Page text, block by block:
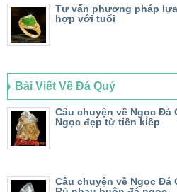
Tư vấn phương pháp
hợp với tuổi
Bài Viết Về Đá Quý
Câu chuyện về Ngọc Đá
Ngọc đẹp từ tiền kiếp
Câu chuyện về Ngọc Đá